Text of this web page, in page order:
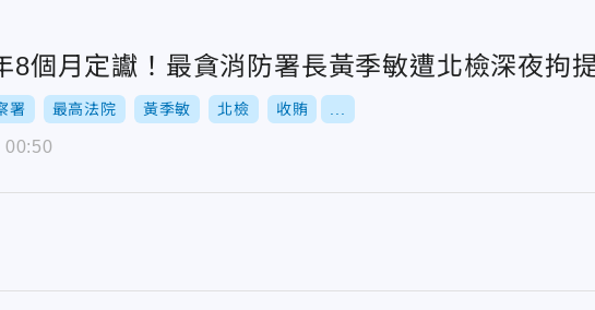
8個月定讞！最貪消防署長黃季敏遭北檢深夜拘
署 最高法院 黃季敏 北檢 收賄
00:50